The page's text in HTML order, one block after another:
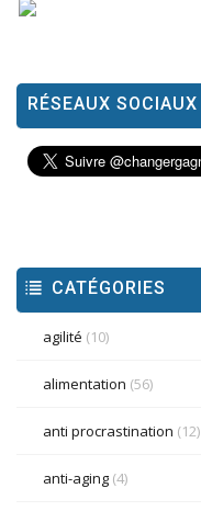
RÉSEAUX SOCIAUX
CATÉGORIES
agilité (10)
alimentation (56)
anti procrastination (12)
anti-aging (4)